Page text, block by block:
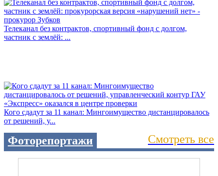
Телеканал без контрактов, спортивный фонд с долгом,
частник с землёй: ...
Кого сдадут за 11 канал: Мингоимущество дистанцировалось
от решений, у...
Фоторепортажи Смотреть все